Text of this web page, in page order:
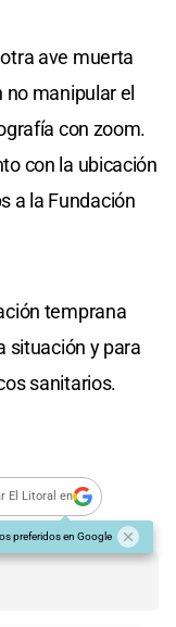
ave muerta
no manipular el
con zoom.
con la ubicación
a la Fundación
temprana
situación y para
sanitarios.
El Litoral en
preferidos en Google